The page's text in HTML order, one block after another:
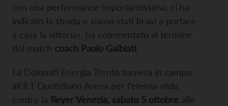
con una performance importantissima, ci ha
indicato la strada e siamo stati bravi a portare
a casa la vittoria», ha commentato al termine
del match coach Paolo Galbiati.
La Dolomiti Energia Trento tornerà in campo
all’Il T Quotidiano Arena per l’eterna sfida
contro la Reyer Venezia, sabato 5 ottobre alle